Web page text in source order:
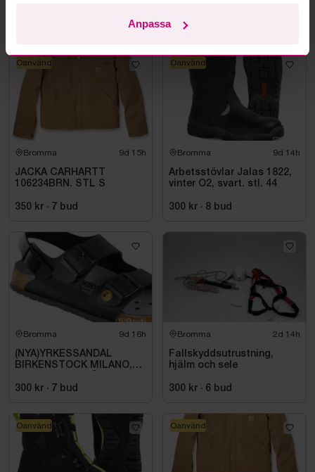
Anpassa400 kr
Bromma 9d 15h
JACKA CARHARTT
106234BRN. STL S
350 kr · 7 bud
Oanvänd
Bromma 9d 14h
Arbetsstövlar Jalas 1822,
vinter O2, svart. stl. 44
300 kr · 8 bud
Oanvänd
Bromma 9d 16h
(NYA)YRKESSANDAL
BIRKENSTOCK MILANO,
SVART. STL 42
300 kr · 7 bud
Bromma 2d 14h
Fallskyddsutrustning,
hjälm och sele
300 kr · 6 bud
Oanvänd Oanvänd